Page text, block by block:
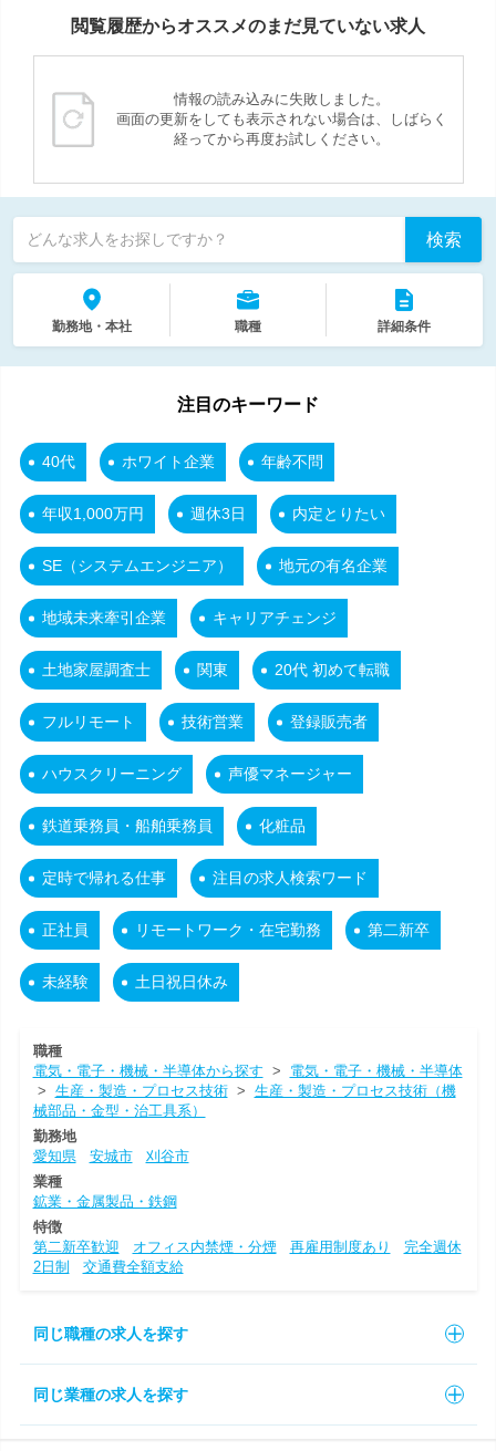
閲覧履歴からオススメのまだ見ていない求人
情報の読み込みに失敗しました。
画面の更新をしても表示されない場合は、しばらく
経ってから再度お試しください。
どんな求人をお探しですか？ 検索
勤務地・本社 職種 詳細条件
注目のキーワード
40代 ホワイト企業 年齢不問
年収1,000万円 週休3日 内定とりたい
SE（システムエンジニア） 地元の有名企業
地域未来牽引企業 キャリアチェンジ
土地家屋調査士 関東 20代 初めて転職
フルリモート 技術営業 登録販売者
ハウスクリーニング 声優マネージャー
鉄道乗務員・船舶乗務員 化粧品
定時で帰れる仕事 注目の求人検索ワード
正社員 リモートワーク・在宅勤務 第二新卒
未経験 土日祝日休み
職種
電気・電子・機械・半導体から探す > 電気・電子・機械・半導体
> 生産・製造・プロセス技術> 生産・製造・プロセス技術（機
械部品・金型・治工具系）
勤務地
愛知県
安城市
刈谷市
業種
鉱業・金属製品・鉄鋼
特徴
第二新卒歓迎
オフィス内禁煙・分煙 再雇用制度あり
完全週休
2日制
交通費全額支給
同じ職種の求人を探す
同じ業種の求人を探す